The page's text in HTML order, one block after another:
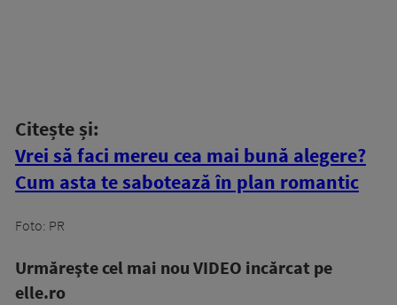
Citește și:
Vrei să faci mereu cea mai bună alegere?
Cum asta te sabotează în plan romantic
Foto: PR
Urmăreşte cel mai nou VIDEO incărcat pe
elle.ro